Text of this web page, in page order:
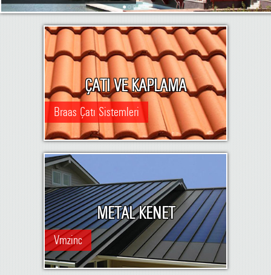
ÇATI VE KAPLAMA
Braas Çatı Sistemleri
METAL KENET
Vmzinc